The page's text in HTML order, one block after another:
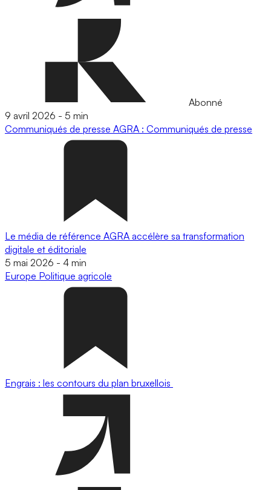
Abonné
9 avril 2026 - 5 min
Communiqués de presse AGRA : Communiqués de presse
Le média de référence AGRA accélère sa transformation
digitale et éditoriale
5 mai 2026 - 4 min
Europe Politique agricole
Engrais : les contours du plan bruxellois